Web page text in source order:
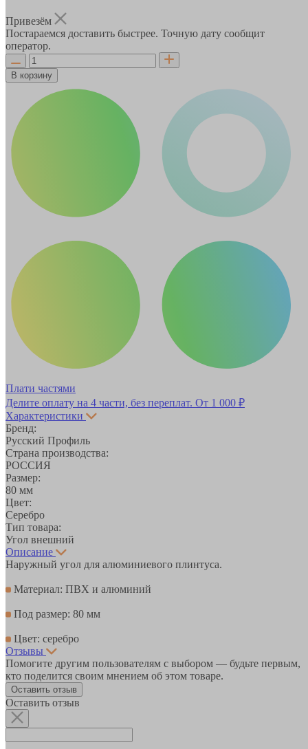
Привезём
Постараемся доставить быстрее. Точную дату сообщит
оператор.
В корзину
Плати частями
Делите оплату на 4 части, без переплат. От 1 000 ₽
Характеристики
Бренд:
Русский Профиль
Страна производства:
РОССИЯ
Размер:
80 мм
Цвет:
Серебро
Тип товара:
Угол внешний
Описание
Наружный угол для алюминиевого плинтуса.
Материал: ПВХ и алюминий
Под размер: 80 мм
Цвет: серебро
Отзывы
Помогите другим пользователям с выбором — будьте первым,
кто поделится своим мнением об этом товаре.
Оставить отзыв
Оставить отзыв